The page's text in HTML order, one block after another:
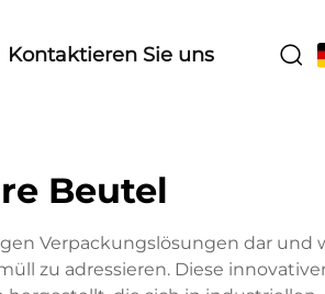
Kontaktieren Sie uns
Beutel
Verpackungslösungen dar und
zu adressieren. Diese